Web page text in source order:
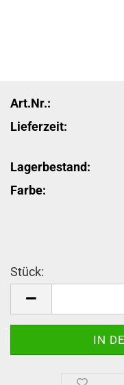
Art.Nr.:
Lieferzeit:
Lagerbestand:
Farbe:
Stück: